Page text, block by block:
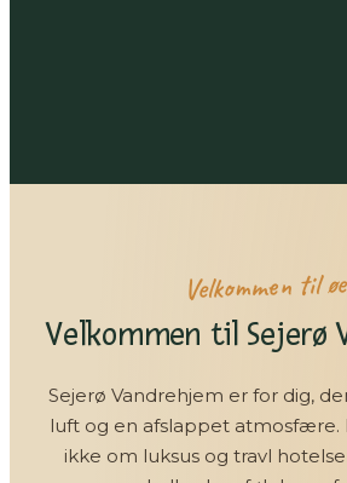
Velkommen til
Velkommen til Sejerø
Sejerø Vandrehjem er for dig,
luft og en afslappet atmosfære.
ikke om luksus og travl